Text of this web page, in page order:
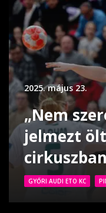
2025. május 23.
„Nem
jelmezt
GYŐRI AUDI ETO KC